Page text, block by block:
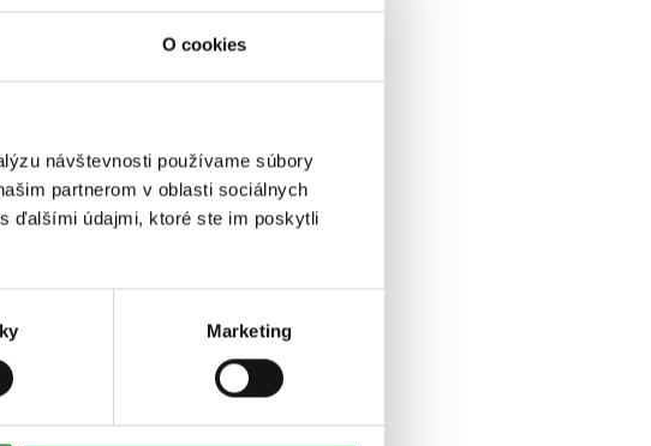
O cookies
návštevnosti používame súbory
partnerom v oblasti sociálnych
ďalšími údajmi, ktoré ste im poskytli
Marketing